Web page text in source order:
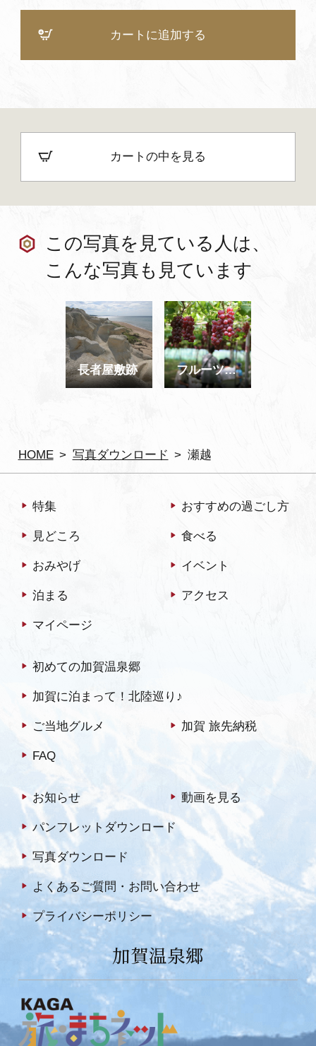
HOME 写真ダウンロード 瀬越
カートに追加する
カートの中を見る
この写真を見ている人は、
こんな写真も見ています
長者屋敷跡 フルーツ狩り
特集 おすすめの過ごし方
見どころ 食べる
おみやげ イベント
泊まる アクセス
マイページ
初めての加賀温泉郷
加賀に泊まって！北陸巡り♪
ご当地グルメ 加賀 旅先納税
FAQ
お知らせ 動画を見る
パンフレットダウンロード
写真ダウンロード
よくあるご質問・お問い合わせ
プライバシーポリシー
加賀温泉郷